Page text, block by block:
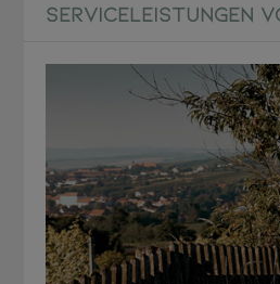
SERVICELEISTUNGEN